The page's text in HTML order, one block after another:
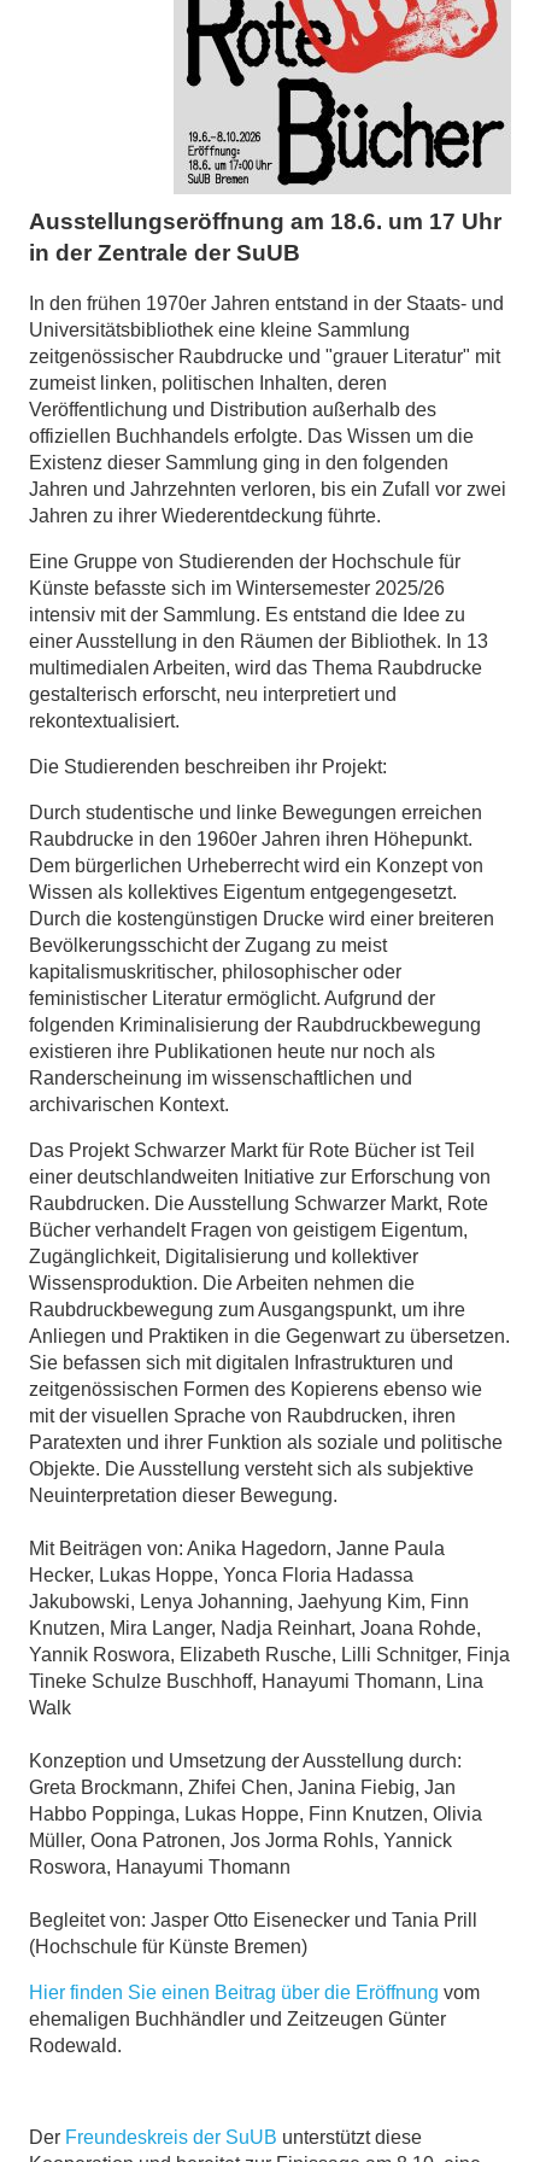
Ausstellungseröffnung am 18.6. um 17 Uhr
in der Zentrale der SuUB
In den frühen 1970er Jahren entstand in der Staats- und
Universitätsbibliothek eine kleine Sammlung
zeitgenössischer Raubdrucke und "grauer Literatur" mit
zumeist linken, politischen Inhalten, deren
Veröffentlichung und Distribution außerhalb des
offiziellen Buchhandels erfolgte. Das Wissen um die
Existenz dieser Sammlung ging in den folgenden
Jahren und Jahrzehnten verloren, bis ein Zufall vor zwei
Jahren zu ihrer Wiederentdeckung führte.
Eine Gruppe von Studierenden der Hochschule für
Künste befasste sich im Wintersemester 2025/26
intensiv mit der Sammlung. Es entstand die Idee zu
einer Ausstellung in den Räumen der Bibliothek. In 13
multimedialen Arbeiten, wird das Thema Raubdrucke
gestalterisch erforscht, neu interpretiert und
rekontextualisiert.
Die Studierenden beschreiben ihr Projekt:
Durch studentische und linke Bewegungen erreichen
Raubdrucke in den 1960er Jahren ihren Höhepunkt.
Dem bürgerlichen Urheberrecht wird ein Konzept von
Wissen als kollektives Eigentum entgegengesetzt.
Durch die kostengünstigen Drucke wird einer breiteren
Bevölkerungsschicht der Zugang zu meist
kapitalismuskritischer, philosophischer oder
feministischer Literatur ermöglicht. Aufgrund der
folgenden Kriminalisierung der Raubdruckbewegung
existieren ihre Publikationen heute nur noch als
Randerscheinung im wissenschaftlichen und
archivarischen Kontext.
Das Projekt Schwarzer Markt für Rote Bücher ist Teil
einer deutschlandweiten Initiative zur Erforschung von
Raubdrucken. Die Ausstellung Schwarzer Markt, Rote
Bücher verhandelt Fragen von geistigem Eigentum,
Zugänglichkeit, Digitalisierung und kollektiver
Wissensproduktion. Die Arbeiten nehmen die
Raubdruckbewegung zum Ausgangspunkt, um ihre
Anliegen und Praktiken in die Gegenwart zu übersetzen.
Sie befassen sich mit digitalen Infrastrukturen und
zeitgenössischen Formen des Kopierens ebenso wie
mit der visuellen Sprache von Raubdrucken, ihren
Paratexten und ihrer Funktion als soziale und politische
Objekte. Die Ausstellung versteht sich als subjektive
Neuinterpretation dieser Bewegung.
Mit Beiträgen von: Anika Hagedorn, Janne Paula
Hecker, Lukas Hoppe, Yonca Floria Hadassa
Jakubowski, Lenya Johanning, Jaehyung Kim, Finn
Knutzen, Mira Langer, Nadja Reinhart, Joana Rohde,
Yannik Roswora, Elizabeth Rusche, Lilli Schnitger, Finja
Tineke Schulze Buschhoff, Hanayumi Thomann, Lina
Walk
Konzeption und Umsetzung der Ausstellung durch:
Greta Brockmann, Zhifei Chen, Janina Fiebig, Jan
Habbo Poppinga, Lukas Hoppe, Finn Knutzen, Olivia
Müller, Oona Patronen, Jos Jorma Rohls, Yannick
Roswora, Hanayumi Thomann
Begleitet von: Jasper Otto Eisenecker und Tania Prill
(Hochschule für Künste Bremen)
Hier finden Sie einen Beitrag über die Eröffnung vom
ehemaligen Buchhändler und Zeitzeugen Günter
Rodewald.
Der Freundeskreis der SuUB unterstützt diese